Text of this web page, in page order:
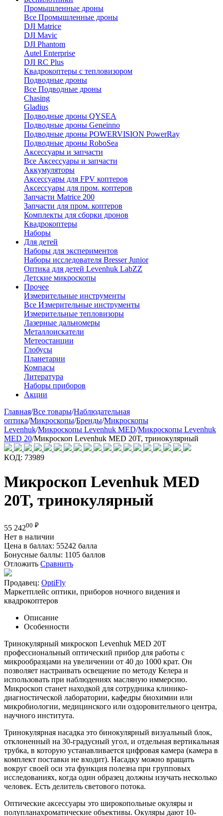
Промышленные дроны
Все Промышленные дроны
DJI Matrice
DJI Mavic
DJI Phantom
Autel Enterprise
DJI RC Plus
Квадрокоптеры с тепловизором
Подводные дроны
Все Подводные дроны
Chasing
Gladius
Подводные дроны QYSEA
Подводные дроны Geneinno
Подводные дроны POWERVISION PowerRay
Подводные дроны RoboSea
Аксессуары и запчасти
Все Аксессуары и запчасти
Аккумуляторы
Аксессуары для FPV коптеров
Аксессуары для пром. коптеров
Запчасти Matrice 200
Запчасти для пром. коптеров
Комплекты для сборки дронов
Квадрокоптеры
Наборы
Для детей
Наборы для экспериментов
Наборы исследователя Bresser Junior
Оптика для детей Levenhuk LabZZ
Детские микроскопы
Прочее
Измерительные инструменты
Все Измерительные инструменты
Измерительные тепловизоры
Лазерные дальномеры
Металлоискатели
Метеостанции
Глобусы
Планетарии
Компасы
Литература
Наборы приборов
Акции
Главная/Все товары/Наблюдательная
оптика/Микроскопы/Бренды/Микроскопы
Levenhuk/Микроскопы Levenhuk MED/Микроскопы Levenhuk
MED 20/Микроскоп Levenhuk MED 20T, тринокулярный
КОД: 73989
Микроскоп Levenhuk MED
20T, тринокулярный
55 24200 ₽
Нет в наличии
Цена в баллах: 55242 балла
Бонусные баллы: 1105 баллов
Отложить Сравнить
Продавец: OptiFly
Маркетплейс оптики, приборов ночного видения и
квадрокоптеров
Описание
Особенности
Тринокулярный микроскоп Levenhuk MED 20T
профессиональный оптический прибор для работы с
микрообразцами на увеличении от 40 до 1000 крат. Он
позволяет настраивать освещение по методу Келера и
использовать при наблюдениях масляную иммерсию.
Микроскоп станет находкой для сотрудника клинико-
диагностической лаборатории, кафедры биохимии или
микробиологии, медицинского или оздоровительного центра,
научного института.
Тринокулярная насадка это бинокулярный визуальный блок,
отклоненный на 30-градусный угол, и отдельная вертикальная
трубка, в которую устанавливается цифровая камера (камера в
комплект поставки не входит). Насадку можно вращать
вокруг своей оси эта функция полезна при групповых
исследованиях, когда один образец должны изучать несколько
человек. Есть делитель светового потока.
Оптические аксессуары это широкопольные окуляры и
полупланахроматические объективы. Окуляры дают 10-